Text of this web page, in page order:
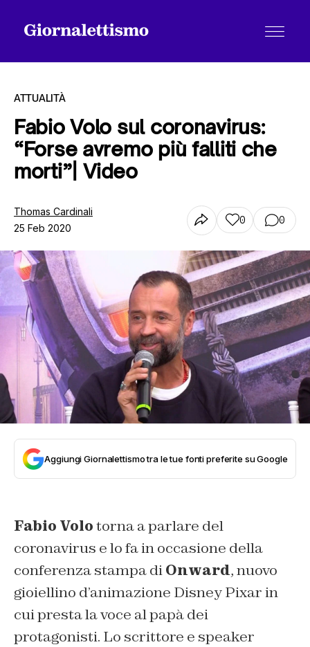
Tutti gli articoli
Chi siamo
Contatti
ATTUALITÀ
Fabio Volo sul coronavirus:
“Forse avremo più falliti che
morti”| Video
Thomas Cardinali
25 Feb 2020
0 0
Aggiungi Giornalettismo tra le tue fonti preferite su Google
Fabio Volotorna a parlare del
coronavirus e lo fa in occasione della
conferenza stampa diOnward, nuovo
gioiellino d’animazione Disney Pixar in
cui presta la voce al papà dei
protagonisti. Lo scrittore e speaker